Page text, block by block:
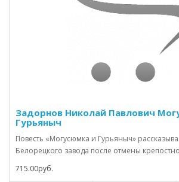
Задорнов Николай Павлович
Гурьяныч
Повесть «Могусюмка и Гурьяныч»
Белорецкого завода после отмены
715.00руб.